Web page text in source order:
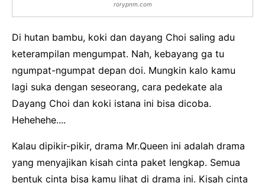
rorypnm.com
Di hutan bambu, koki dan dayang Choi saling adu
keterampilan mengumpat. Nah, kebayang ga tu
ngumpat-ngumpat depan doi. Mungkin kalo kamu
lagi suka dengan seseorang, cara pedekate ala
Dayang Choi dan koki istana ini bisa dicoba.
Hehehehe....
Kalau dipikir-pikir, drama Mr.Queen ini adalah drama
yang menyajikan kisah cinta paket lengkap. Semua
bentuk cinta bisa kamu lihat di drama ini. Kisah cinta